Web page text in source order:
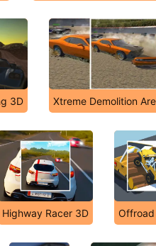
3D Xtreme Demolition
Highway Racer 3D Offroad